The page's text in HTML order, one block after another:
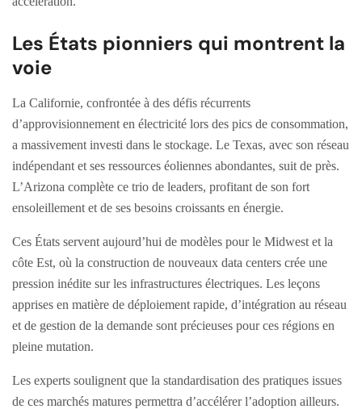
Les États pionniers qui montrent la
voie
La Californie, confrontée à des défis récurrents
d’approvisionnement en électricité lors des pics de consommation,
a massivement investi dans le stockage. Le Texas, avec son réseau
indépendant et ses ressources éoliennes abondantes, suit de près.
L’Arizona complète ce trio de leaders, profitant de son fort
ensoleillement et de ses besoins croissants en énergie.
Ces États servent aujourd’hui de modèles pour le Midwest et la
côte Est, où la construction de nouveaux data centers crée une
pression inédite sur les infrastructures électriques. Les leçons
apprises en matière de déploiement rapide, d’intégration au réseau
et de gestion de la demande sont précieuses pour ces régions en
pleine mutation.
Les experts soulignent que la standardisation des pratiques issues
de ces marchés matures permettra d’accélérer l’adoption ailleurs.